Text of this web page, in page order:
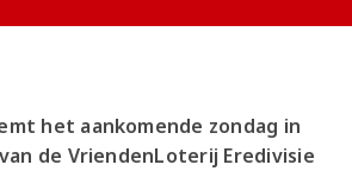
het aankomende zondag in
de VriendenLoterij Eredivisie